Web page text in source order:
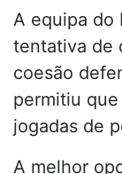
A equipa do
tentativa de
coesão
permitiu
jogadas de
A melhor